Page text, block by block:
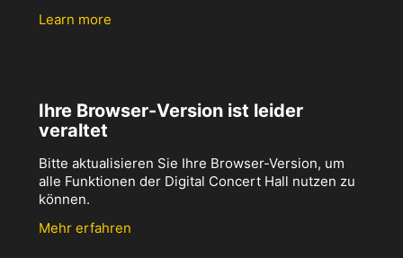
Learn more
Ihre Browser-Version ist leider
veraltet
Bitte aktualisieren Sie Ihre Browser-Version, um
alle Funktionen der Digital Concert Hall nutzen zu
können.
Mehr erfahren